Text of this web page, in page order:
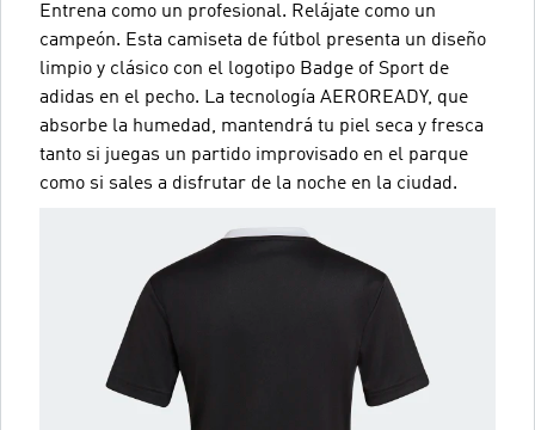
Entrena como un profesional. Relájate como un
campeón. Esta camiseta de fútbol presenta un diseño
limpio y clásico con el logotipo Badge of Sport de
adidas en el pecho. La tecnología AEROREADY, que
absorbe la humedad, mantendrá tu piel seca y fresca
tanto si juegas un partido improvisado en el parque
como si sales a disfrutar de la noche en la ciudad.